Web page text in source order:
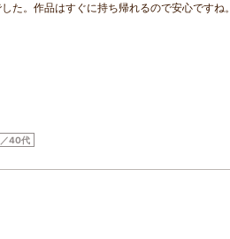
た。作品はすぐに持ち帰れるので安心ですね。
40代